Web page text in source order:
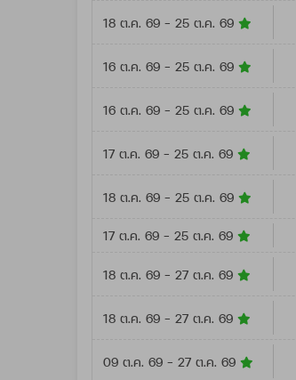
18 ต.ค. 69 - 25 ต.ค. 69
16 ต.ค. 69 - 25 ต.ค. 69
16 ต.ค. 69 - 25 ต.ค. 69
17 ต.ค. 69 - 25 ต.ค. 69
18 ต.ค. 69 - 25 ต.ค. 69
17 ต.ค. 69 - 25 ต.ค. 69
18 ต.ค. 69 - 27 ต.ค. 69
18 ต.ค. 69 - 27 ต.ค. 69
09 ต.ค. 69 - 27 ต.ค. 69